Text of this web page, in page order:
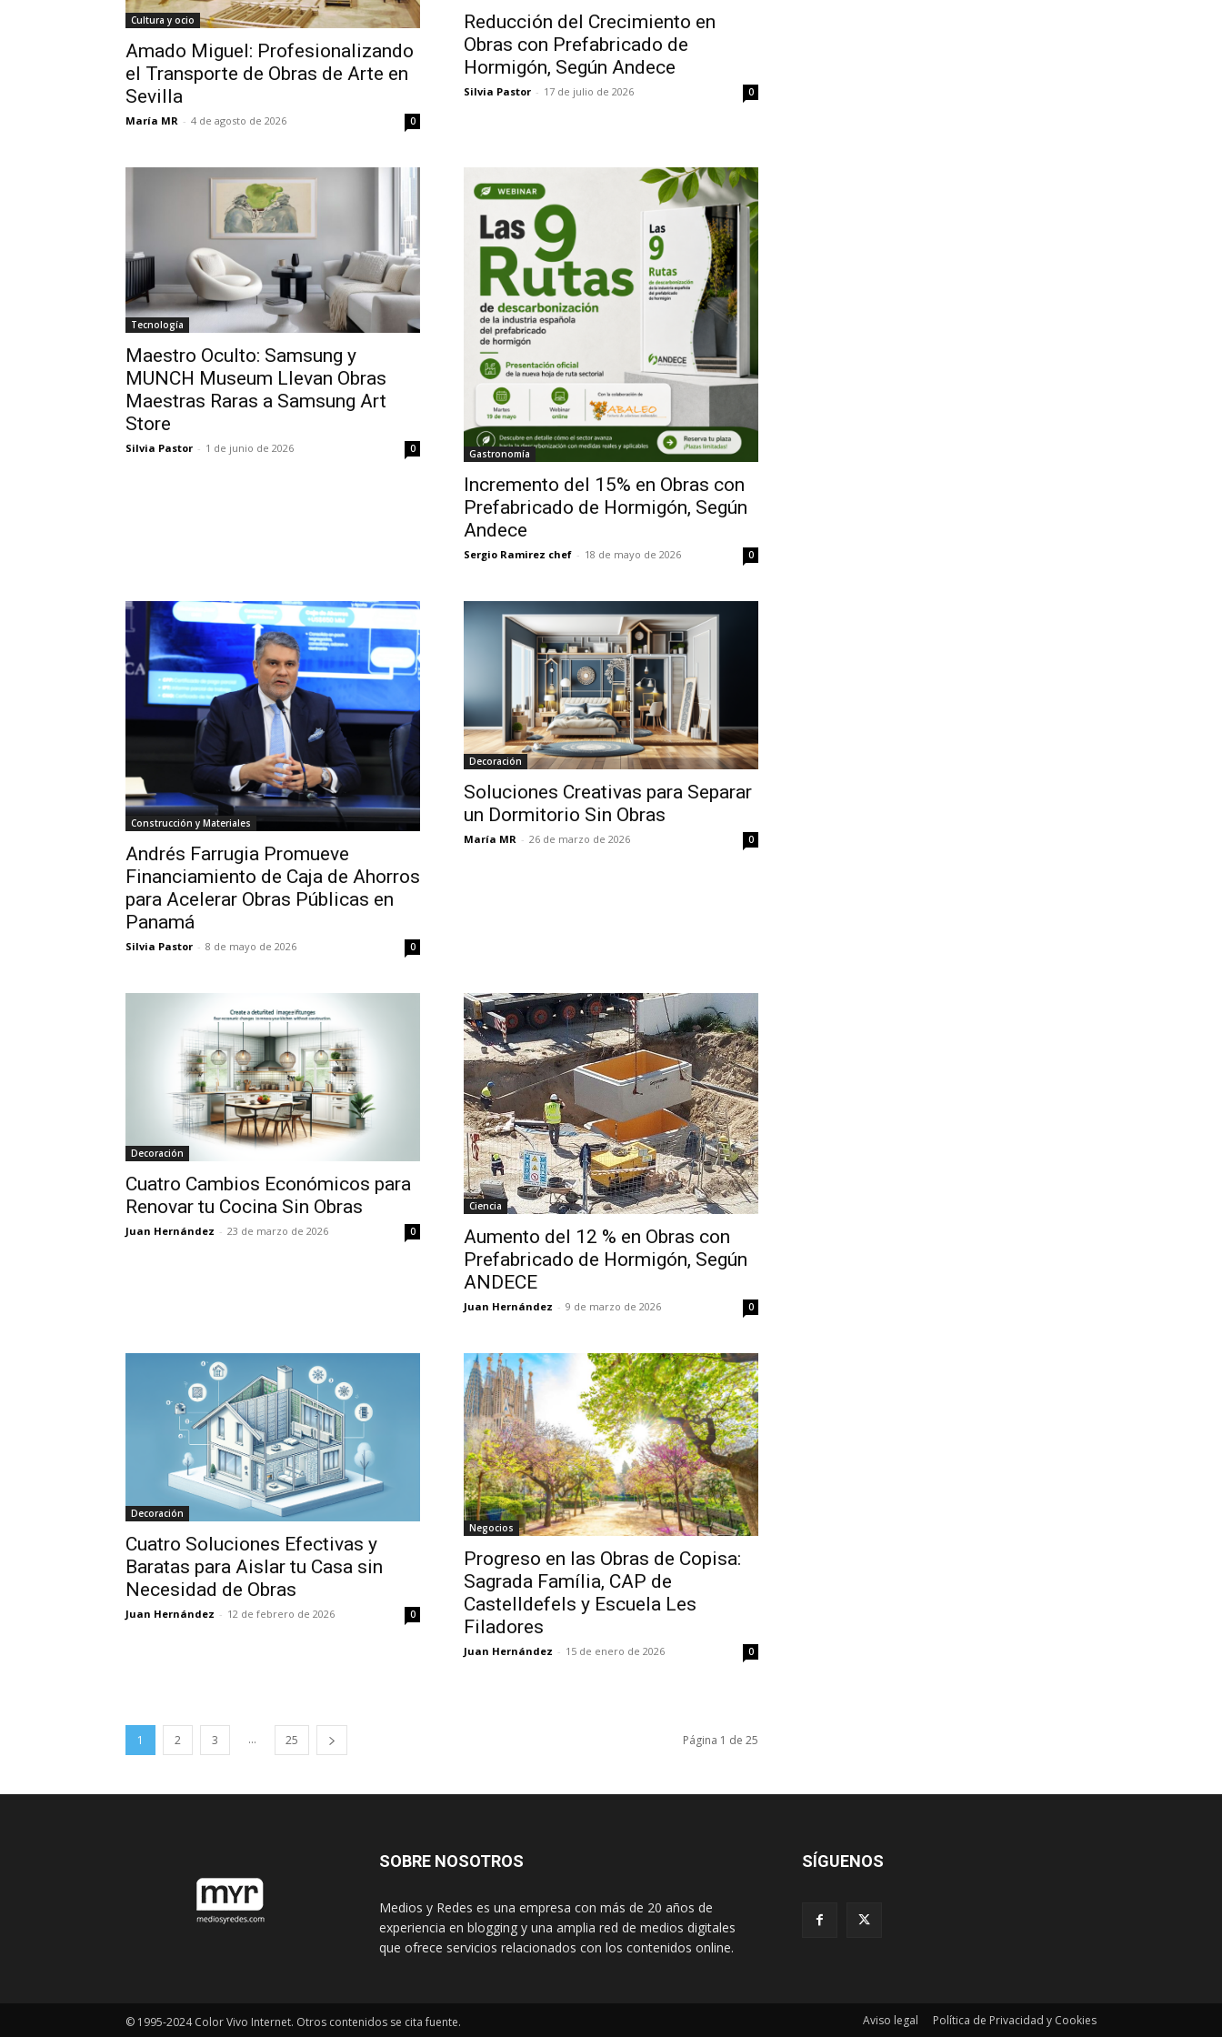
Cultura y ocio
Amado Miguel: Profesionalizando
el Transporte de Obras de Arte en
Sevilla
María MR - 4 de agosto de 2026 0
Reducción del Crecimiento en
Obras con Prefabricado de
Hormigón, Según Andece
Silvia Pastor - 17 de julio de 2026 0
Tecnología
Maestro Oculto: Samsung y
MUNCH Museum Llevan Obras
Maestras Raras a Samsung Art
Store
Silvia Pastor - 1 de junio de 2026 0 Gastronomía
Incremento del 15% en Obras con
Prefabricado de Hormigón, Según
Andece
Sergio Ramirez chef - 18 de mayo de 2026 0
Construcción y Materiales
Andrés Farrugia Promueve
Financiamiento de Caja de Ahorros
para Acelerar Obras Públicas en
Panamá
Silvia Pastor - 8 de mayo de 2026 0
Decoración
Soluciones Creativas para Separar
un Dormitorio Sin Obras
María MR - 26 de marzo de 2026 0
Decoración
Cuatro Cambios Económicos para
Renovar tu Cocina Sin Obras
Juan Hernández - 23 de marzo de 2026 0
Ciencia
Aumento del 12 % en Obras con
Prefabricado de Hormigón, Según
ANDECE
Juan Hernández - 9 de marzo de 2026 0
Decoración
Cuatro Soluciones Efectivas y
Baratas para Aislar tu Casa sin
Necesidad de Obras
Juan Hernández - 12 de febrero de 2026 0
Negocios
Progreso en las Obras de Copisa:
Sagrada Família, CAP de
Castelldefels y Escuela Les
Filadores
Juan Hernández - 15 de enero de 2026 0
1 2 3 ... 25 Página 1 de 25
SOBRE NOSOTROS
Medios y Redes es una empresa con más de 20 años de
experiencia en blogging y una amplia red de medios digitales
que ofrece servicios relacionados con los contenidos online.
SÍGUENOS
© 1995-2024 Color Vivo Internet. Otros contenidos se cita fuente. Aviso legal Política de Privacidad y Cookies